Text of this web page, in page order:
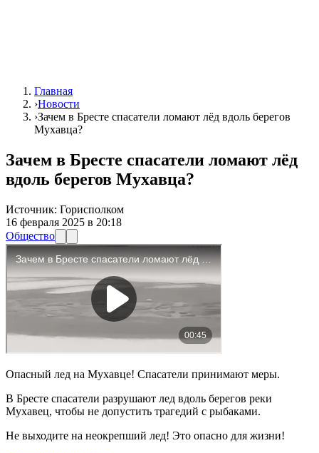
Главная
›Новости
›Зачем в Бресте спасатели ломают лёд вдоль берегов
Мухавца?
Зачем в Бресте спасатели ломают лёд
вдоль берегов Мухавца?
Источник: Горисполком
16 февраля 2025 в 20:18
Общество
Опасный лед на Мухавце! Спасатели принимают меры.
В Бресте спасатели разрушают лед вдоль берегов реки
Мухавец, чтобы не допустить трагедий с рыбаками.
Не выходите на неокрепший лед! Это опасно для жизни!